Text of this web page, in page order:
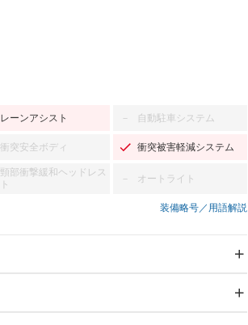
レーンアシスト － 自動駐車システム
衝突安全ボディ 衝突被害軽減システム
頸部衝撃緩和ヘッドレス
ト
－ オートライト
装備略号／用語解説